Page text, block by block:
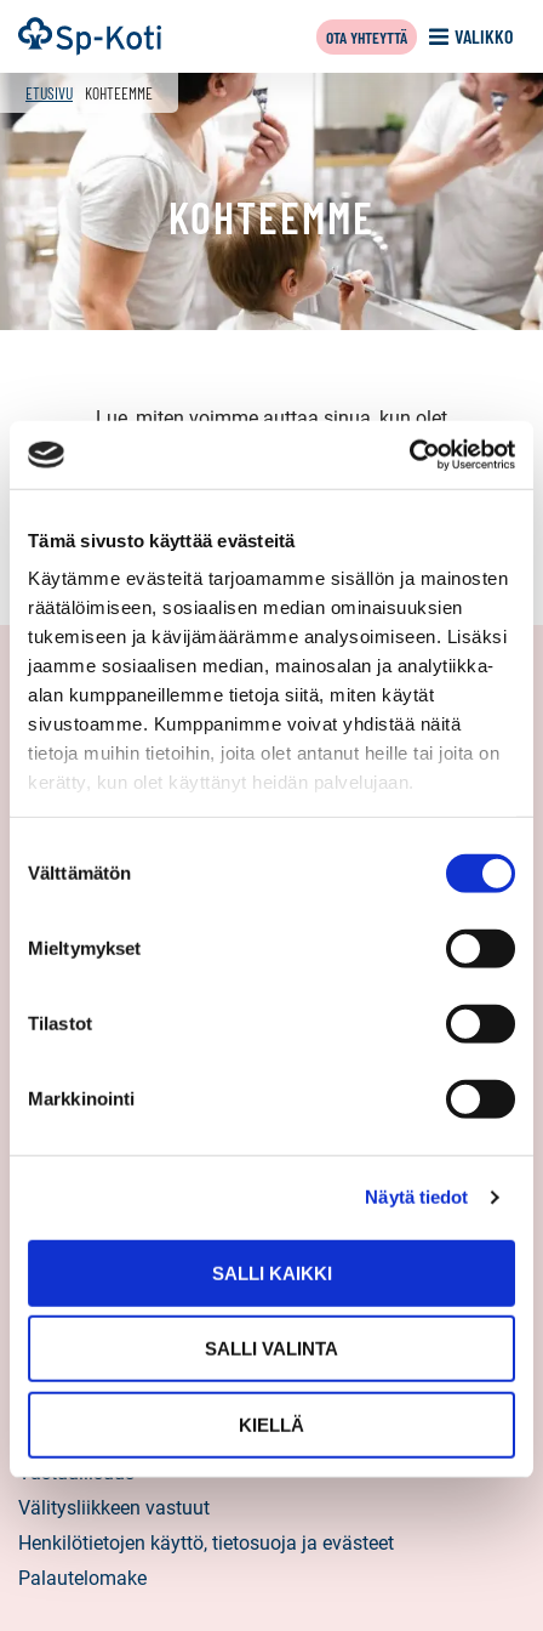
Tämä sivusto käyttää evästeitä
Käytämme evästeitä tarjoamamme sisällön ja mainosten
räätälöimiseen, sosiaalisen median ominaisuuksien
tukemiseen ja kävijämäärämme analysoimiseen. Lisäksi
jaamme sosiaalisen median, mainosalan ja analytiikka-
alan kumppaneillemme tietoja siitä, miten käytät
sivustoamme. Kumppanimme voivat yhdistää näitä
tietoja muihin tietoihin, joita olet antanut heille tai joita on
kerätty, kun olet käyttänyt heidän palvelujaan.
valinta
Välttämätön
Mieltymykset
Tilastot
Markkinointi
Näytä tiedot
SALLI KAIKKI
SALLI VALINTA
KIELLÄ
Siirry
sisältöön
Etusivu VALIKKO
OTA YHTEYTTÄ
ETUSIVU KOHTEEMME
KOHTEEMME
Lue, miten voimme auttaa sinua, kun olet
myymässä
tai haluat tehdä
Yhteystiedot
Välittäjämme
Toimipisteet
Sp-Koti Keskusyksikkö
Uutiset
Asiakastarinat
Sp-Kodin uutiskirjeet
Yrittäjäksi
Tietoa kuluttajille
Vastuullisuus
Välitysliikkeen vastuut
Henkilötietojen käyttö, tietosuoja ja evästeet
Palautelomake